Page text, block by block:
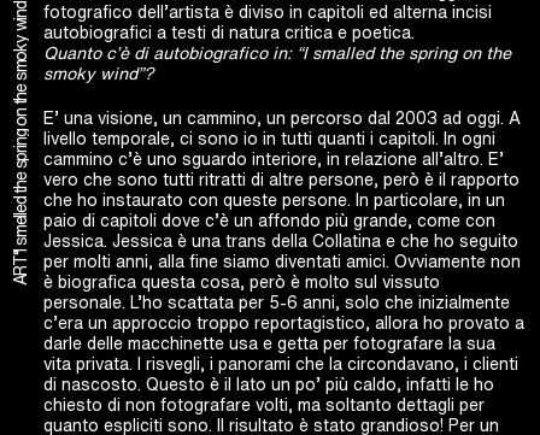
ART
fotografico dell’artista è diviso in capitoli ed alterna incisi
autobiografici a testi di natura critica e poetica.
Quanto c’è di autobiografico in: “I smalled the spring on the
smoky wind”?
E’ una visione, un cammino, un percorso dal 2003 ad oggi. A
livello temporale, ci sono io in tutti quanti i capitoli. In ogni
cammino c’è uno sguardo interiore, in relazione all’altro. E’
vero che sono tutti ritratti di altre persone, però è il rapporto
che ho instaurato con queste persone. In particolare, in un
paio di capitoli dove c’è un affondo più grande, come con
Jessica. Jessica è una trans della Collatina e che ho seguito
per molti anni, alla fine siamo diventati amici. Ovviamente non
è biografica questa cosa, però è molto sul vissuto
personale. L’ho scattata per 5-6 anni, solo che inizialmente
c’era un approccio troppo reportagistico, allora ho provato a
darle delle macchinette usa e getta per fotografare la sua
vita privata. I risvegli, i panorami che la circondavano, i clienti
di nascosto. Questo è il lato un po’ più caldo, infatti le ho
chiesto di non fotografare volti, ma soltanto dettagli per
quanto espliciti sono. Il risultato è stato grandioso! Per un